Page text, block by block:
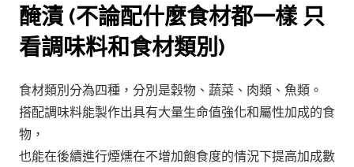
醃漬 (不論配什麼食材都一樣 只
看調味料和食材類別)
食材類別分為四種，分別是穀物、蔬菜、肉類、魚類。
搭配調味料能製作出具有大量生命值強化和屬性加成的食
物，
也能在後續進行煙燻在不增加飽食度的情況下提高加成數